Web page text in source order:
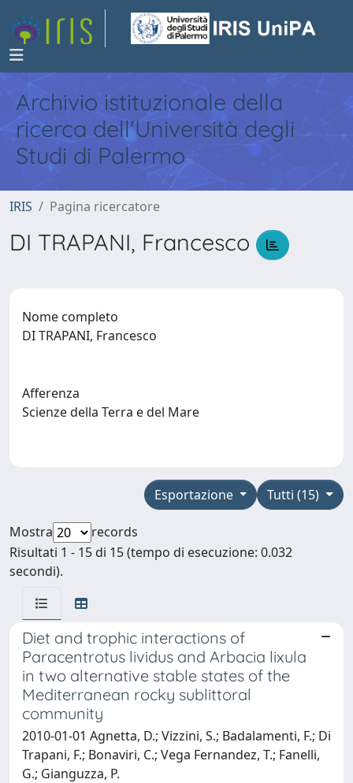
Archivio istituzionale della
ricerca dell'Università degli
Studi di Palermo
IRIS Pagina ricercatore
DI TRAPANI, Francesco
Nome completo
DI TRAPANI, Francesco
Afferenza
Scienze della Terra e del Mare
Tutti (15)
Esportazione
Mostra
records
Risultati 1 - 15 di 15 (tempo di esecuzione: 0.032
secondi).
Diet and trophic interactions of
Paracentrotus lividus and Arbacia lixula
in two alternative stable states of the
Mediterranean rocky sublittoral
community
2010-01-01 Agnetta, D.; Vizzini, S.; Badalamenti, F.; Di
Trapani, F.; Bonaviri, C.; Vega Fernandez, T.; Fanelli,
G.; Gianguzza, P.